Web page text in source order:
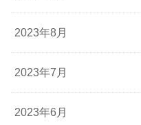
2023年8月
2023年7月
2023年6月